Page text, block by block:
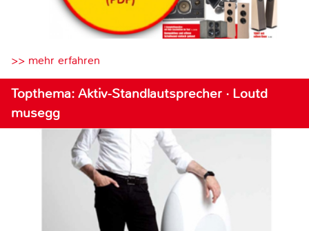
>> mehr erfahren
Topthema: Aktiv-Standlautsprecher · Loutd
musegg